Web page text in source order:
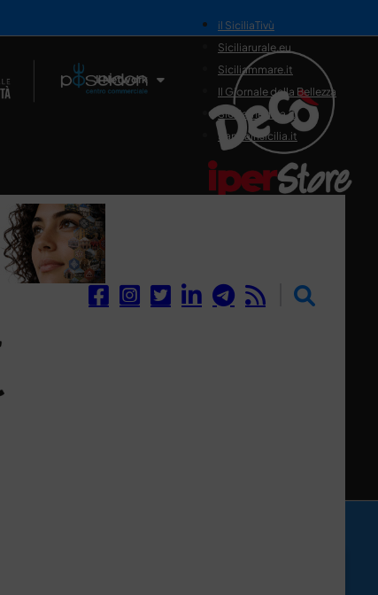
Il Network
il SiciliaTivù
Siciliarurale.eu
Siciliammare.it
Il Giornale della Bellezza
Siciliamedica.it
Sanitainsicilia.it